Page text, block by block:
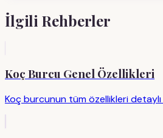
İlgili Rehberler
Koç Burcu Genel Özellikleri
Koç burcunun tüm özellikleri